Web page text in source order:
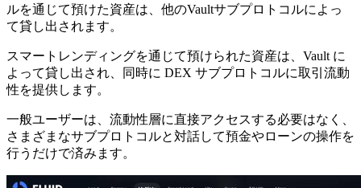
ルを通じて預けた資産は、他のVaultサブプロトコルによっ
て貸し出されます。
スマートレンディングを通じて預けられた資産は、Vault に
よって貸し出され、同時に DEX サブプロトコルに取引流動
性を提供します。
一般ユーザーは、流動性層に直接アクセスする必要はなく、
さまざまなサブプロトコルと対話して預金やローンの操作を
行うだけで済みます。